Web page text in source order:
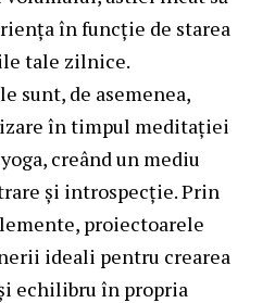
în funcție de starea
tale zilnice.
sunt, de asemenea,
în timpul meditației
creând un mediu
și introspecție. Prin
proiectoarele
ideali pentru crearea
echilibru în propria